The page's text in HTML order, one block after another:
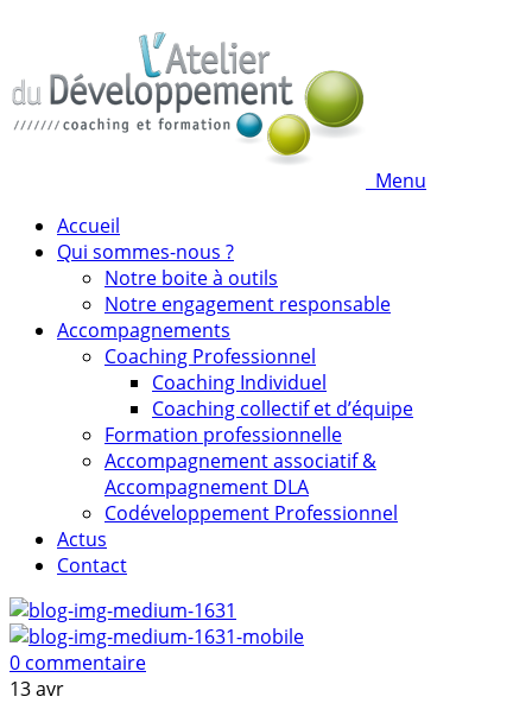
Menu
Accueil
Qui sommes-nous ?
Notre boite à outils
Notre engagement responsable
Accompagnements
Coaching Professionnel
Coaching Individuel
Coaching collectif et d’équipe
Formation professionnelle
Accompagnement associatif &
Accompagnement DLA
Codéveloppement Professionnel
Actus
Contact
0 commentaire
13avr